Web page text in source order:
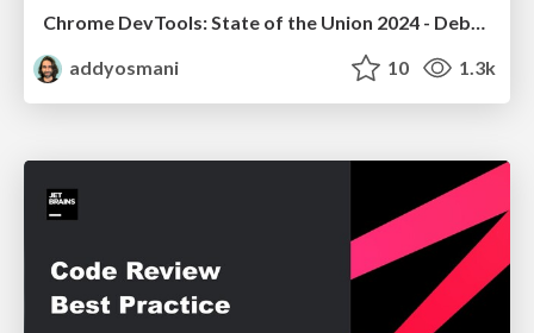
addyosmani
10 1.3k